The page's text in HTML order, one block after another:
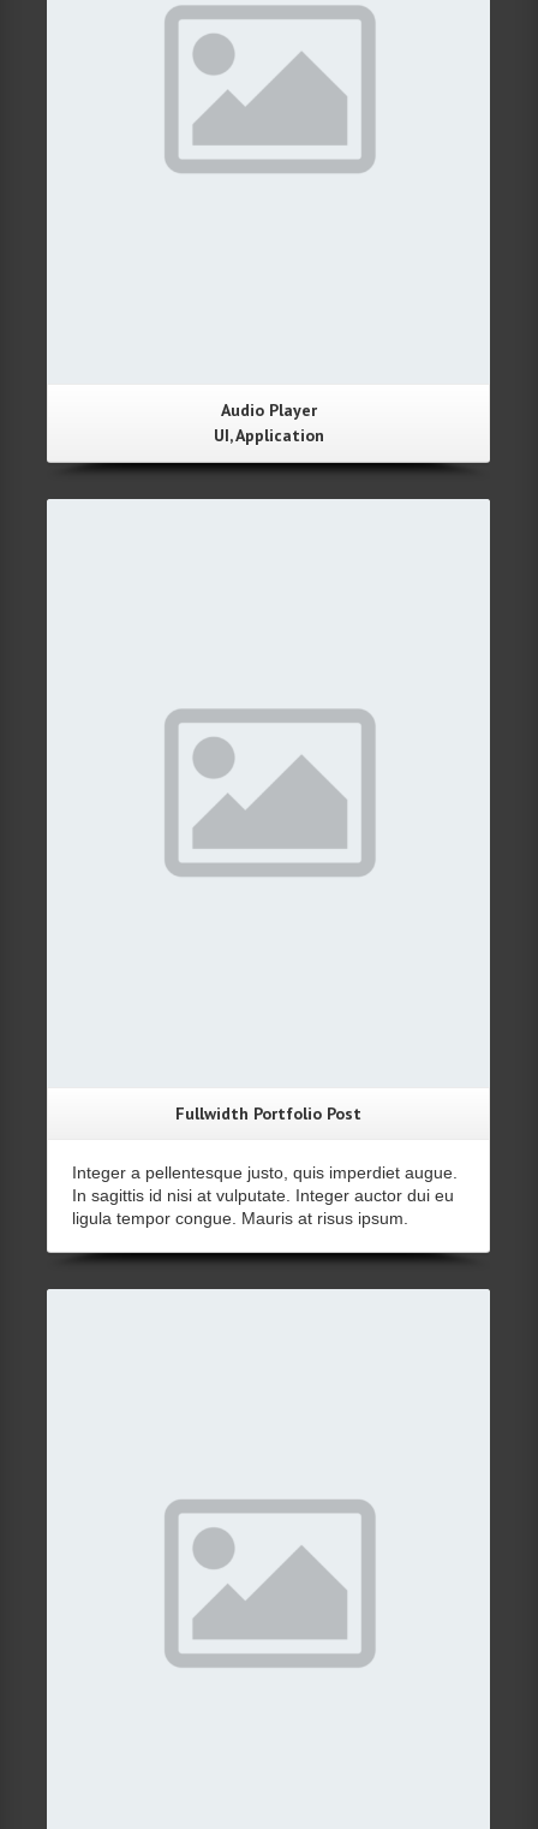
Audio Player
UI, Application
Fullwidth Portfolio Post
Integer a pellentesque justo, quis imperdiet augue.
In sagittis id nisi at vulputate. Integer auctor dui eu
ligula tempor congue. Mauris at risus ipsum.